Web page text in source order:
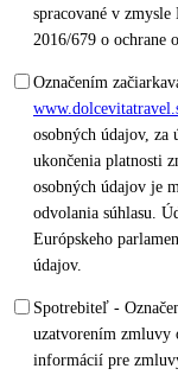
spracované v
2016/679 o ochrane
Označením
osobných údajov, za
ukončenia platnosti
osobných údajov je
odvolania súhlasu.
Európskeho
údajov.
Spotrebiteľ -
uzatvorením zmluvy
informácií pre